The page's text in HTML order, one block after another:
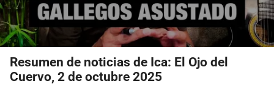
Resumen de noticias de Ica: El Ojo del
Cuervo, 2 de octubre 2025